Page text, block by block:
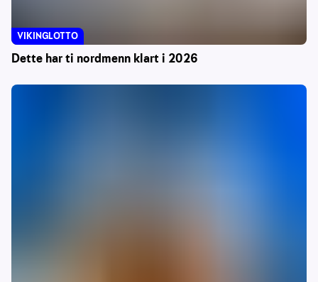
Dette har ti nordmenn klart i 2026
VIKINGLOTTO